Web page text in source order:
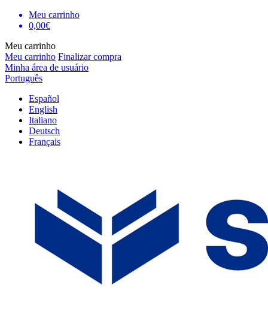
Meu carrinho
0,00€
Meu carrinho
Meu carrinho Finalizar compra
Minha área de usuário
Português
Español
English
Italiano
Deutsch
Français